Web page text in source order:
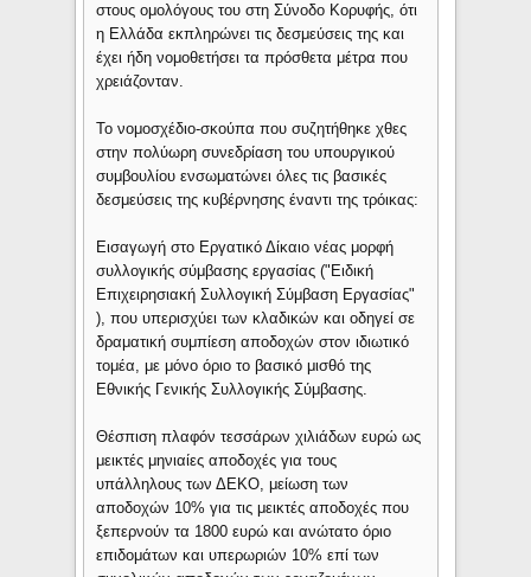
στους ομολόγους του στη Σύνοδο Κορυφής, ότι
η Ελλάδα εκπληρώνει τις δεσμεύσεις της και
έχει ήδη νομοθετήσει τα πρόσθετα μέτρα που
χρειάζονταν.
Το νομοσχέδιο-σκούπα που συζητήθηκε χθες
στην πολύωρη συνεδρίαση του υπουργικού
συμβουλίου ενσωματώνει όλες τις βασικές
δεσμεύσεις της κυβέρνησης έναντι της τρόικας:
Εισαγωγή στο Εργατικό Δίκαιο νέας μορφή
συλλογικής σύμβασης εργασίας ("Ειδική
Επιχειρησιακή Συλλογική Σύμβαση Εργασίας"
), που υπερισχύει των κλαδικών και οδηγεί σε
δραματική συμπίεση αποδοχών στον ιδιωτικό
τομέα, με μόνο όριο το βασικό μισθό της
Εθνικής Γενικής Συλλογικής Σύμβασης.
Θέσπιση πλαφόν τεσσάρων χιλιάδων ευρώ ως
μεικτές μηνιαίες αποδοχές για τους
υπάλληλους των ΔΕΚΟ, μείωση των
αποδοχών 10% για τις μεικτές αποδοχές που
ξεπερνούν τα 1800 ευρώ και ανώτατο όριο
επιδομάτων και υπερωριών 10% επί των